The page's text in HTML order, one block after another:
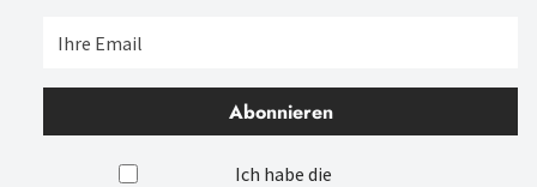
Abonnieren
Ich habe die